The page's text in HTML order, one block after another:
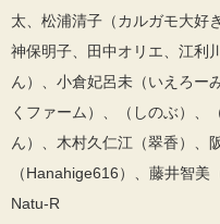
太、松浦清子（カルガモ大好
神保明子、田中オリエ、江利
ん）、小倉妃呂未（いえろー
くファーム）、（しのぶ）、
ん）、木村久仁江（翠香）、
（Hanahige616）、藤井智美
Natu-R